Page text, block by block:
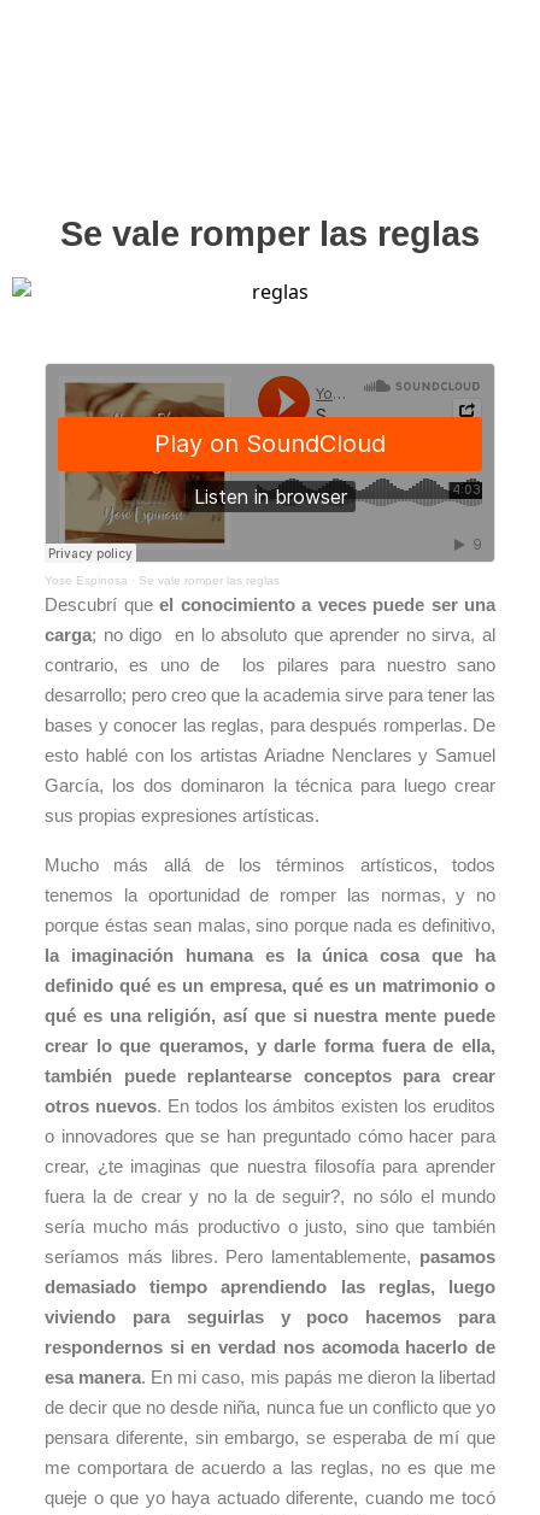
Se vale romper las reglas
Yose Espinosa · Se vale romper las reglas
Descubrí que el conocimiento a veces puede ser una
carga; no digo en lo absoluto que aprender no sirva, al
contrario, es uno de los pilares para nuestro sano
desarrollo; pero creo que la academia sirve para tener las
bases y conocer las reglas, para después romperlas. De
esto hablé con los artistas Ariadne Nenclares y Samuel
García, los dos dominaron la técnica para luego crear
sus propias expresiones artísticas.
Mucho más allá de los términos artísticos, todos
tenemos la oportunidad de romper las normas, y no
porque éstas sean malas, sino porque nada es definitivo,
la imaginación humana es la única cosa que ha
definido qué es un empresa, qué es un matrimonio o
qué es una religión, así que si nuestra mente puede
crear lo que queramos, y darle forma fuera de ella,
también puede replantearse conceptos para crear
otros nuevos. En todos los ámbitos existen los eruditos
o innovadores que se han preguntado cómo hacer para
crear, ¿te imaginas que nuestra filosofía para aprender
fuera la de crear y no la de seguir?, no sólo el mundo
sería mucho más productivo o justo, sino que también
seríamos más libres. Pero lamentablemente, pasamos
demasiado tiempo aprendiendo las reglas, luego
viviendo para seguirlas y poco hacemos para
respondernos si en verdad nos acomoda hacerlo de
esa manera. En mi caso, mis papás me dieron la libertad
de decir que no desde niña, nunca fue un conflicto que yo
pensara diferente, sin embargo, se esperaba de mí que
me comportara de acuerdo a las reglas, no es que me
queje o que yo haya actuado diferente, cuando me tocó